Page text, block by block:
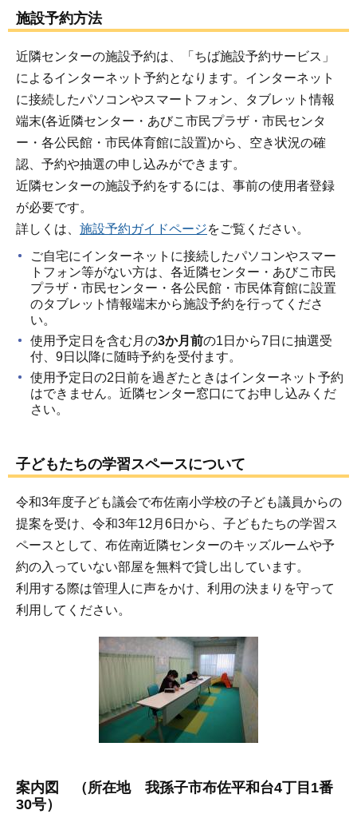
施設予約方法
近隣センターの施設予約は、「ちば施設予約サービス」
によるインターネット予約となります。インターネット
に接続したパソコンやスマートフォン、タブレット情報
端末(各近隣センター・あびこ市民プラザ・市民センタ
ー・各公民館・市民体育館に設置)から、空き状況の確
認、予約や抽選の申し込みができます。
近隣センターの施設予約をするには、事前の使用者登録
が必要です。
詳しくは、 施設予約ガイドページをご覧ください。
ご自宅にインターネットに接続したパソコンやスマー
トフォン等がない方は、各近隣センター・あびこ市民
プラザ・市民センター・各公民館・市民体育館に設置
のタブレット情報端末から施設予約を行ってくださ
い。
使用予定日を含む月の3か月前の1日から7日に抽選受
付、9日以降に随時予約を受付ます。
使用予定日の2日前を過ぎたときはインターネット予約
はできません。近隣センター窓口にてお申し込みくだ
さい。
子どもたちの学習スペースについて
令和3年度子ども議会で布佐南小学校の子ども議員からの
提案を受け、令和3年12月6日から、子どもたちの学習ス
ペースとして、布佐南近隣センターのキッズルームや予
約の入っていない部屋を無料で貸し出しています。
利用する際は管理人に声をかけ、利用の決まりを守って
利用してください。
案内図 （所在地 我孫子市布佐平和台4丁目1番
30号）